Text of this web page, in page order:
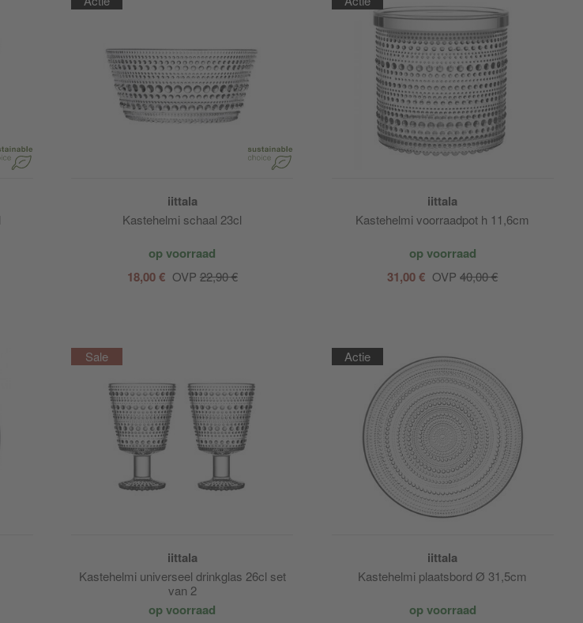
iittala
Kastehelmi schaal 23cl
op voorraad
18,00 € OVP 22,90 €
iittala
Kastehelmi voorraadpot h 11,6cm
op voorraad
31,00 € OVP40,00 €
iittala
Kastehelmi universeel drinkglas 26cl set
van 2
op voorraad
iittala
Kastehelmi plaatsbord Ø 31,5cm
op voorraad
Actie